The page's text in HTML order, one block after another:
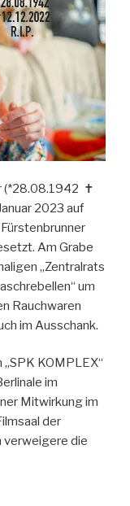
(*28.08.1942 ✝︎
2023 auf
Am Grabe
„Zentralrats
um
Rauchwaren
im Ausschank.
KOMPLEX“
im
Mitwirkung im
der
verweigere die